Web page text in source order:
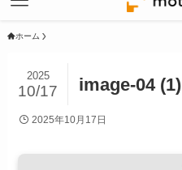
ホーム
image-04 (1)
2025
10/17
2025年10月17日